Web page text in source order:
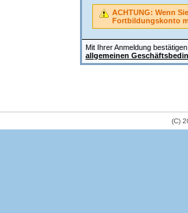
Mit Ihrer Anmeldung
allgemeinen
ACHTUNG: Wenn
Fortbildungskonto
(C)